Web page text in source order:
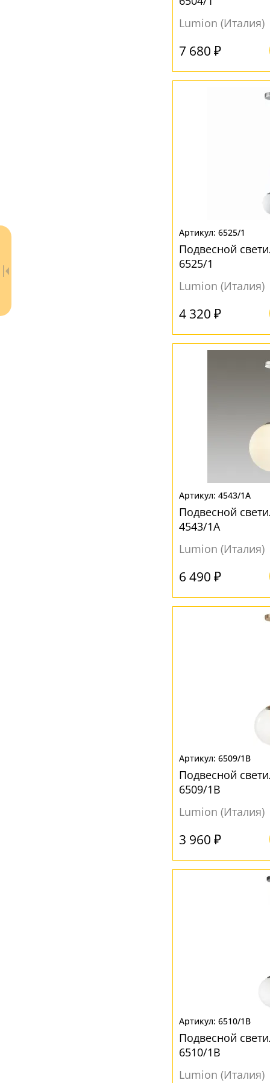
Lumion (Италия)
7 680 ₽
6525/1
Подвесной
6525/1
Lumion (Италия)
4 320 ₽
4543/1A
Подвесной
4543/1A
Lumion (Италия)
6 490 ₽
6509/1B
Подвесной
6509/1B
Lumion (Италия)
3 960 ₽
6510/1B
Подвесной
6510/1B
Lumion (Италия)